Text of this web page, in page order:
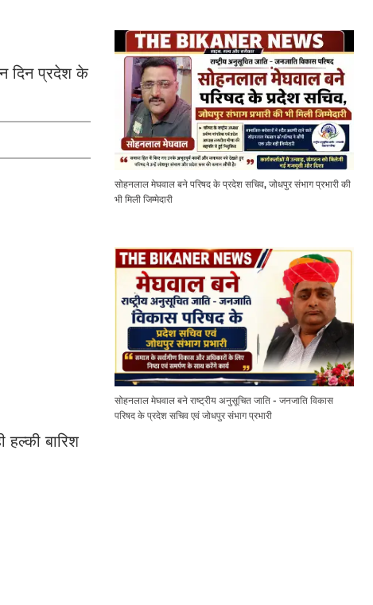
दिन प्रदेश के
बारिश
सोहनलाल मेघवाल बने परिषद के प्रदेश सचिव, जोधपुर संभाग प्रभारी की
भी मिली जिम्मेदारी
सोहनलाल मेघवाल बने राष्ट्रीय अनुसूचित जाति - जनजाति विकास
परिषद के प्रदेश सचिव एवं जोधपुर संभाग प्रभारी